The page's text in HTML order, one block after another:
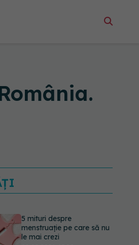
5 mituri despre
menstruație pe care să nu
le mai crezi